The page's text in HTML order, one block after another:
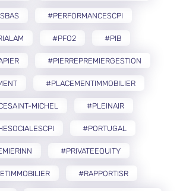
#PERFORMANCESCPI
#PFO2 #PIB
#PIERREPREMIERGESTION
#PLACEMENTIMMOBILIER
MICHEL #PLEINAIR
#PORTUGAL
#PRIVATEEQUITY
#RAPPORTISR